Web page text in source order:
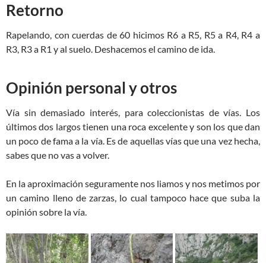
Retorno
Rapelando, con cuerdas de 60 hicimos R6 a R5, R5 a R4, R4 a
R3, R3 a R1 y al suelo. Deshacemos el camino de ida.
Opinión personal y otros
Vía sin demasiado interés, para coleccionistas de vías. Los
últimos dos largos tienen una roca excelente y son los que dan
un poco de fama a la vía. Es de aquellas vías que una vez hecha,
sabes que no vas a volver.
En la aproximación seguramente nos liamos y nos metimos por
un camino lleno de zarzas, lo cual tampoco hace que suba la
opinión sobre la vía.